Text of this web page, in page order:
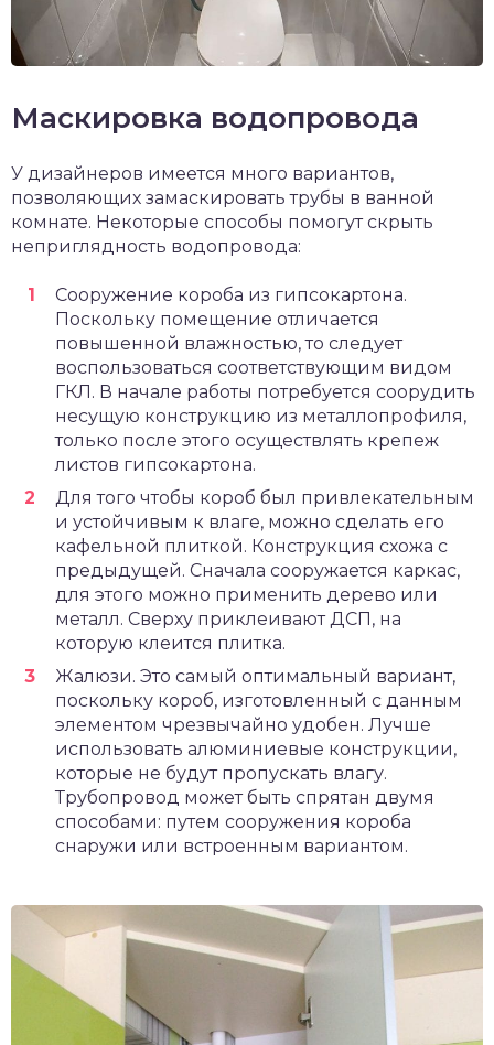
Маскировка водопровода
У дизайнеров имеется много вариантов,
позволяющих замаскировать трубы в ванной
комнате. Некоторые способы помогут скрыть
неприглядность водопровода:
Сооружение короба из гипсокартона.
Поскольку помещение отличается
повышенной влажностью, то следует
воспользоваться соответствующим видом
ГКЛ. В начале работы потребуется соорудить
несущую конструкцию из металлопрофиля,
только после этого осуществлять крепеж
листов гипсокартона.
Для того чтобы короб был привлекательным
и устойчивым к влаге, можно сделать его
кафельной плиткой. Конструкция схожа с
предыдущей. Сначала сооружается каркас,
для этого можно применить дерево или
металл. Сверху приклеивают ДСП, на
которую клеится плитка.
Жалюзи. Это самый оптимальный вариант,
поскольку короб, изготовленный с данным
элементом чрезвычайно удобен. Лучше
использовать алюминиевые конструкции,
которые не будут пропускать влагу.
Трубопровод может быть спрятан двумя
способами: путем сооружения короба
снаружи или встроенным вариантом.